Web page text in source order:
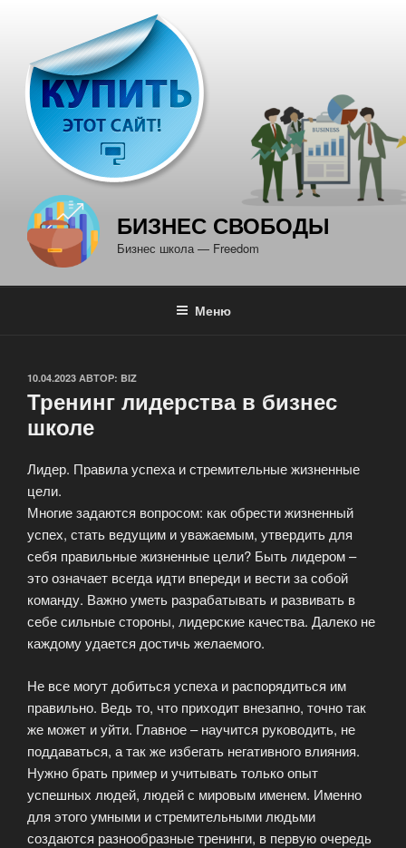
содержимому
БИЗНЕС СВОБОДЫ
Бизнес школа — Freedom
Меню
ОПУБЛИКОВАНО
10.04.2023 АВТОР: BIZ
Тренинг лидерства в бизнес
школе
Лидер. Правила успеха и стремительные жизненные
цели.
Многие задаются вопросом: как обрести жизненный
успех, стать ведущим и уважаемым, утвердить для
себя правильные жизненные цели? Быть лидером –
это означает всегда идти впереди и вести за собой
команду. Важно уметь разрабатывать и развивать в
себе сильные стороны, лидерские качества. Далеко не
каждому удается достичь желаемого.
Не все могут добиться успеха и распорядиться им
правильно. Ведь то, что приходит внезапно, точно так
же может и уйти. Главное – научится руководить, не
поддаваться, а так же избегать негативного влияния.
Нужно брать пример и учитывать только опыт
успешных людей, людей с мировым именем. Именно
для этого умными и стремительными людьми
создаются разнообразные тренинги, в первую очередь